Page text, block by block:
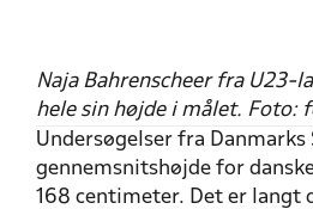
Naja Bahrenscheer fra U23-
hele sin højde i målet. Foto:
Undersøgelser fra
gennemsnitshøjde for
168 centimeter. Det er langt